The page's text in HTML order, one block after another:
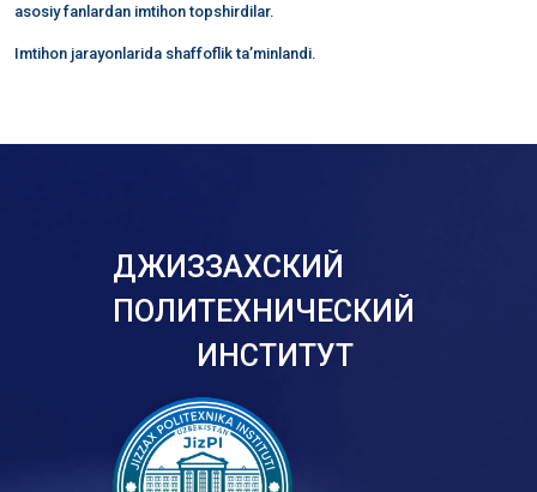
asosiy fanlardan imtihon topshirdilar.
Imtihon jarayonlarida shaffoflik ta’minlandi.
ДЖИЗЗАХСКИЙ
ПОЛИТЕХНИЧЕСКИЙ
ИНСТИТУТ